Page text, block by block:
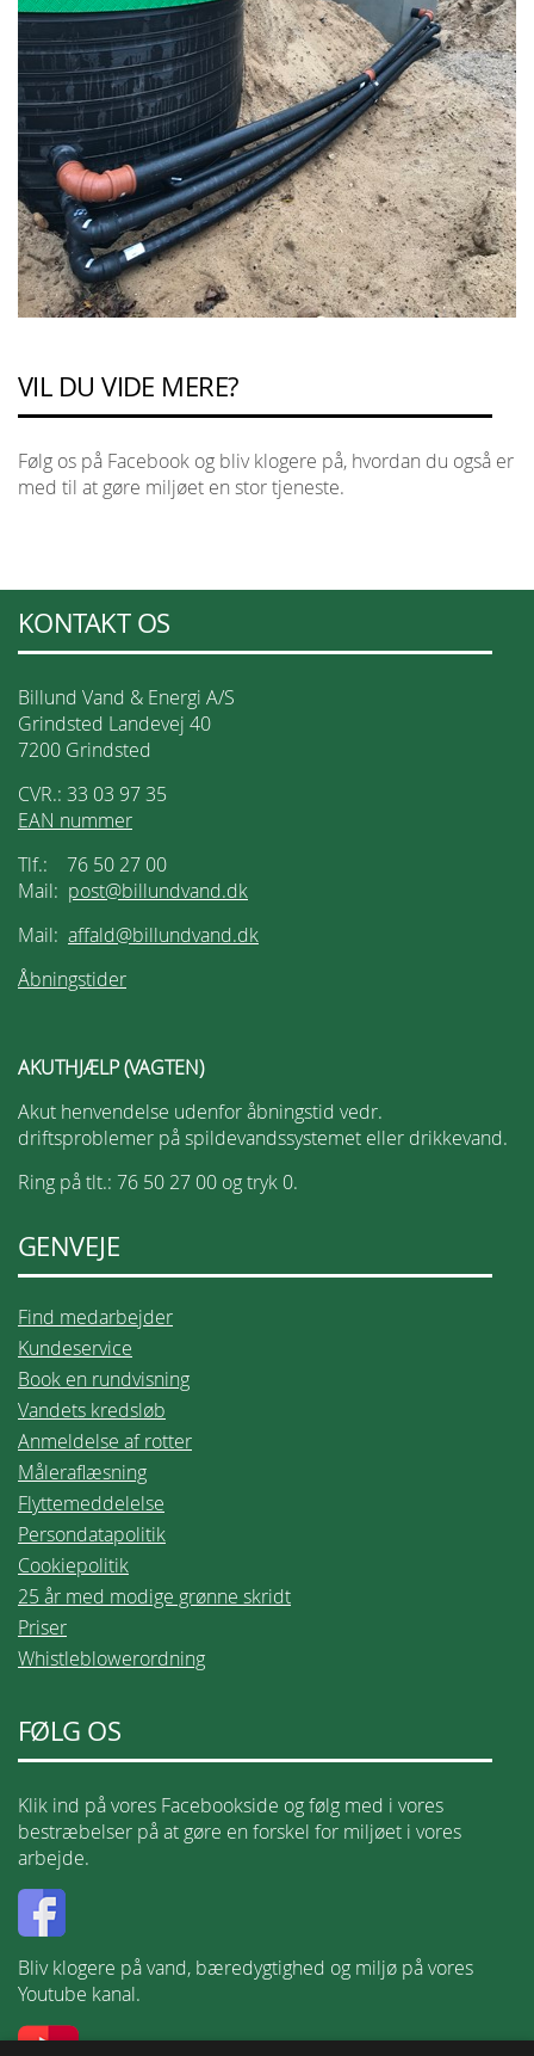
VIL DU VIDE MERE?
Følg os på Facebook og bliv klogere på, hvordan du også er
med til at gøre miljøet en stor tjeneste.
KONTAKT OS
Billund Vand & Energi A/S
Grindsted Landevej 40
7200 Grindsted
CVR.: 33 03 97 35
EAN nummer
Tlf.: 76 50 27 00
Mail: post@billundvand.dk
Mail: affald@billundvand.dk
Åbningstider
AKUTHJÆLP (VAGTEN)
Akut henvendelse udenfor åbningstid vedr.
driftsproblemer på spildevandssystemet eller drikkevand.
Ring på tlt.: 76 50 27 00 og tryk 0.
GENVEJE
Find medarbejder
Kundeservice
Book en rundvisning
Vandets kredsløb
Anmeldelse af rotter
Måleraflæsning
Flyttemeddelelse
Persondatapolitik
Cookiepolitik
25 år med modige grønne skridt
Priser
Whistleblowerordning
FØLG OS
Klik ind på vores Facebookside og følg med i vores
bestræbelser på at gøre en forskel for miljøet i vores
arbejde.
Bliv klogere på vand, bæredygtighed og miljø på vores
Youtube kanal.